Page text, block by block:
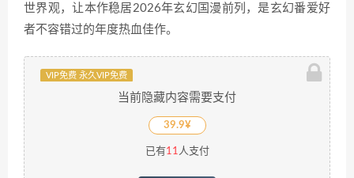
世界观，让本作稳居2026年玄幻国漫前列，是玄幻番爱好
者不容错过的年度热血佳作。
VIP免费 永久VIP免费
当前隐藏内容需要支付
39.9¥
已有11 人支付